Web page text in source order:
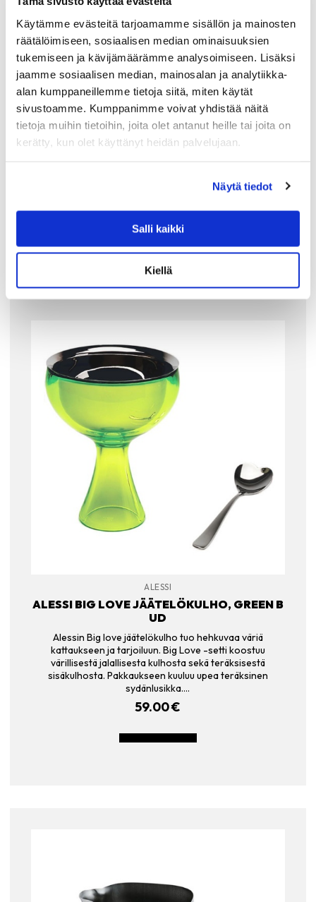
Käytämme evästeitä tarjoamamme sisällön ja mainosten
räätälöimiseen, sosiaalisen median ominaisuuksien
tukemiseen ja kävijämäärämme analysoimiseen. Lisäksi
jaamme sosiaalisen median, mainosalan ja analytiikka-
alan kumppaneillemme tietoja siitä, miten käytät
sivustoamme. Kumppanimme voivat yhdistää näitä
tietoja muihin tietoihin, joita olet antanut heille tai joita on
kerätty, kun olet käyttänyt heidän palvelujaan.
Näytä tiedot
Salli kaikki
Kiellä
EVA SOLO
EVA SOLO TEEPUSSI, TERÄS
Teepussi, joka voidaan täyttää uudestaan ja uudestaan.
Soveltuu sekä mukeille että teepannuille. Koko 5×7 cm.
Valmistettu ruostumattomasta teräksestä ja silikonista,
kestää konepesun. Avataan ja täytetään…
ALESSI
ALESSI BIG LOVE JÄÄTELÖKULHO, GREEN B
UD
Alessin Big love jäätelökulho tuo hehkuvaa väriä
kattaukseen ja tarjoiluun. Big Love -setti koostuu
värillisestä jalallisesta kulhosta sekä teräksisestä
sisäkulhosta. Pakkaukseen kuuluu upea teräksinen
sydänlusikka.…
59.00€